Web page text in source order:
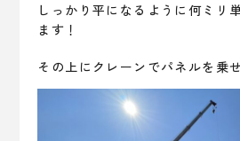
しっかり平になるように何ミリ
ます！
その上にクレーンでパネルを乗